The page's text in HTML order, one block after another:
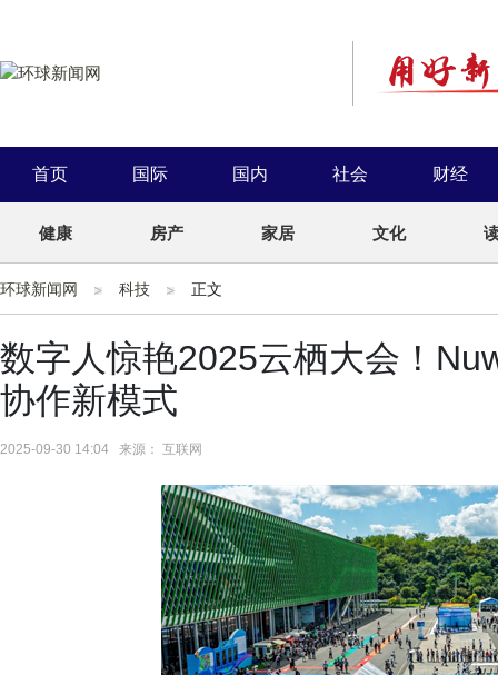
首页 国际 国内 社会 财经
健康 房产 家居 文化
环球新闻网 科技 正文
数字人惊艳2025云栖大会！
协作新模式
2025-09-30 14:04 来源： 互联网